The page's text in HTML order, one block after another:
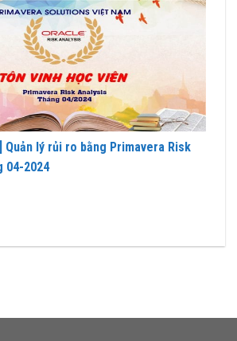
Quản lý rủi ro bằng Primavera Risk
04-2024